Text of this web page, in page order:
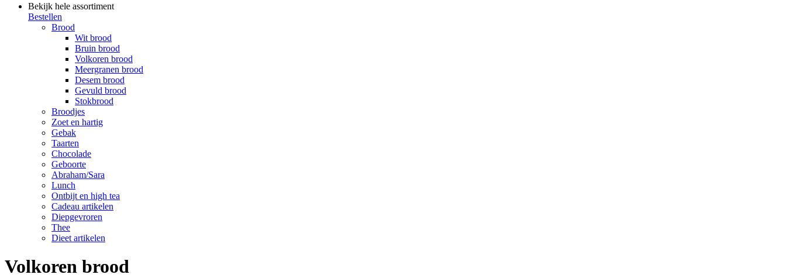
Bekijk hele assortiment
Bestellen
Brood
Wit brood
Bruin brood
Volkoren brood
Meergranen brood
Desem brood
Gevuld brood
Stokbrood
Broodjes
Zoet en hartig
Gebak
Taarten
Chocolade
Geboorte
Abraham/Sara
Lunch
Ontbijt en high tea
Cadeau artikelen
Diepgevroren
Thee
Dieet artikelen
Volkoren brood